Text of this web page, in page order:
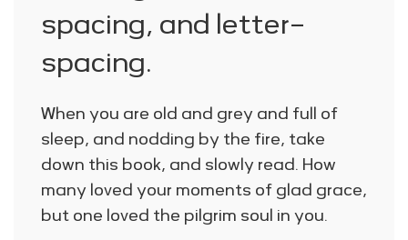
spacing, and letter-
spacing.
When you are old and grey and full of
sleep, and nodding by the fire, take
down this book, and slowly read. How
many loved your moments of glad grace,
but one loved the pilgrim soul in you.